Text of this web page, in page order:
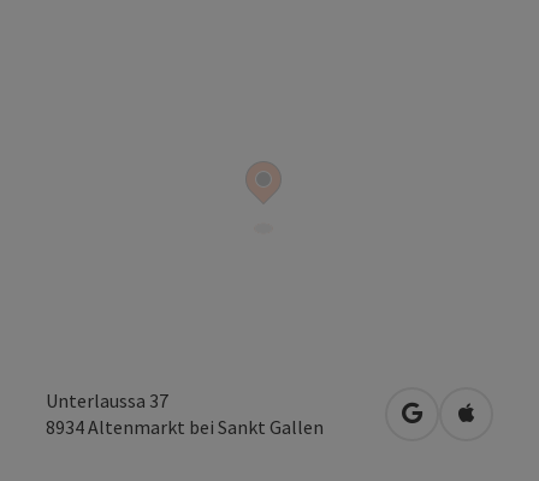
Unterlaussa 37
8934Altenmarkt bei Sankt Gallen in Google
in